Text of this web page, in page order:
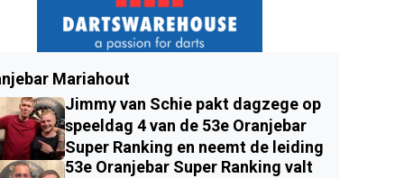
Mariahout
Jimmy van Schie pakt dagzege op
speeldag 4 van de 53e Oranjebar
Super Ranking en neemt de leiding
53e Oranjebar Super Ranking valt